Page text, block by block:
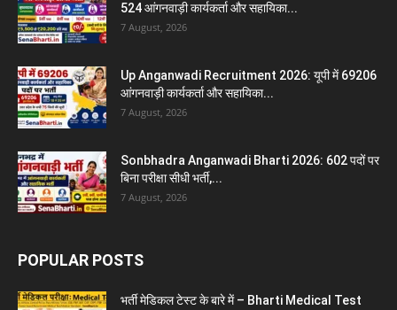
524 आंगनवाड़ी कार्यकर्ता और सहायिका...
7 August, 2026
Up Anganwadi Recruitment 2026: यूपी में 69206
आंगनवाड़ी कार्यकर्ता और सहायिका...
7 August, 2026
Sonbhadra Anganwadi Bharti 2026: 602 पदों पर
बिना परीक्षा सीधी भर्ती,...
7 August, 2026
POPULAR POSTS
भर्ती मेडिकल टेस्ट के बारे में – Bharti Medical Test